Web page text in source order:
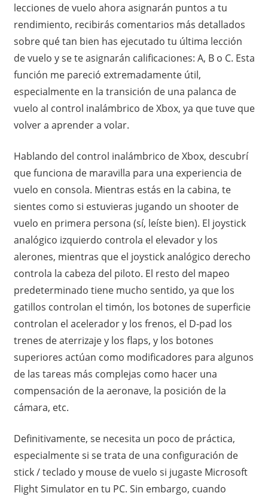
lecciones de vuelo ahora asignarán puntos a tu
rendimiento, recibirás comentarios más detallados
sobre qué tan bien has ejecutado tu última lección
de vuelo y se te asignarán calificaciones: A, B o C. Esta
función me pareció extremadamente útil,
especialmente en la transición de una palanca de
vuelo al control inalámbrico de Xbox, ya que tuve que
volver a aprender a volar.
Hablando del control inalámbrico de Xbox, descubrí
que funciona de maravilla para una experiencia de
vuelo en consola. Mientras estás en la cabina, te
sientes como si estuvieras jugando un shooter de
vuelo en primera persona (sí, leíste bien). El joystick
analógico izquierdo controla el elevador y los
alerones, mientras que el joystick analógico derecho
controla la cabeza del piloto. El resto del mapeo
predeterminado tiene mucho sentido, ya que los
gatillos controlan el timón, los botones de superficie
controlan el acelerador y los frenos, el D-pad los
trenes de aterrizaje y los flaps, y los botones
superiores actúan como modificadores para algunos
de las tareas más complejas como hacer una
compensación de la aeronave, la posición de la
cámara, etc.
Definitivamente, se necesita un poco de práctica,
especialmente si se trata de una configuración de
stick / teclado y mouse de vuelo si jugaste Microsoft
Flight Simulator en tu PC. Sin embargo, cuando